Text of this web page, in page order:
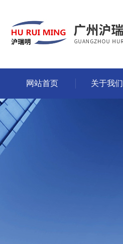
网站首页 关于我们